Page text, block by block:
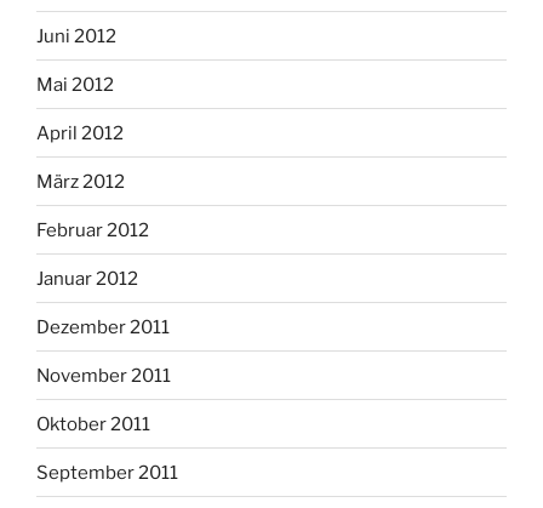
Juni 2012
Mai 2012
April 2012
März 2012
Februar 2012
Januar 2012
Dezember 2011
November 2011
Oktober 2011
September 2011